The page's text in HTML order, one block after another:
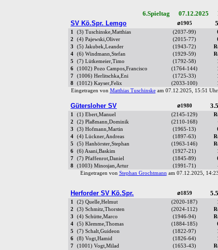
6.Spieltag 07.12.2025
SV Kö.Spr. Lemgo
⌀1905
1 (3) Tuschinske,Matthias (2037-99)
2
(4) Pajewski,Oliver (2015-77)
3
(5) Jakubek,Leander (1943-72)
4
(6) Windmann,Stefan (1929-59)
5
(7) Lütkemeier,Timo (1792-58)
6
(1002) Pozo Campos,Francisco (1764-144)
7
(1006) Herlitschka,Eni (1725-33)
8
(1012) Kayser,Felix (2033-100)
Eingetragen von Matthias Tuschinskeam 07.12.2025, 15:51
Gütersloher SV ⌀1980
1 (1) Ebert,Manuel (2145-129)
2
(2) Plaßmann,Dominik (2110-168)
3
(3) Hofmann,Martin (1965-13)
4
(4) Lückner,Andreas (1897-63)
5
(5) Hanhörster,Stephan (1963-146)
6
(6) Asani,Baskim (1927-21)
7
(7) Pfaffenrot,Daniel (1845-89)
8
(1003) Minosjan,Artur (1991-71)
Eingetragen von Stephan Grochtmannam 07.12.2025,
Herforder SV Kö.Spr. ⌀1859
1 (2) Quelle,Helmut (2020-187)
2
(3) Schmitz,Thorsten (2024-112)
3
(4) Schütte,Marco (1946-94)
4
(5) Klemme,Thomas (1884-185)
5
(7) Schalt,Guideon (1822-97)
6
(8) Vogt,Hamid (1826-64)
7
(1001) Vogt,Milad (1653-43)